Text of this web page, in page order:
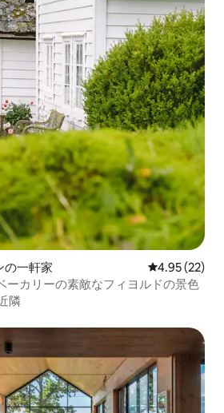
の一軒家 レビュー22
4.95 (22)
ーカリーの素敵なフィヨルドの景色
隣
スです。